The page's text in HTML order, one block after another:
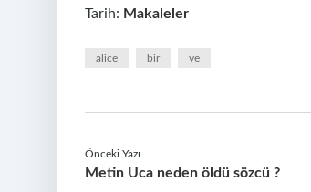
Tarih: Makaleler
alice bir ve
Önceki Yazı
Metin Uca neden öldü sözcü ?